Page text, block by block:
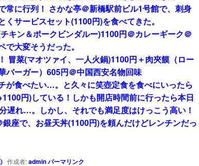
常に行列！ さかな亭＠新橋駅前ビル1号館で、刺身
くサービスセット(1100円)を食べてきた。
キン＆ポークビンダルー)1100円＠カレーギーク＠
で大変そうだった。
冒菜(マオツァイ、一人火鍋)1100円＋肉夾饃（ロー
バーガー）605円＠中国西安名物回味
が食べたい…。と久々に笑壺定食を食べにいったら
円)している！しかも開店時間前に行ったら本日
遅れ…。しかし、それでも満足度はけっこう高い！
銀座で、お昼天丼(1100円)を頼んだけどレンチンだっ
作成者:adminパーマリンク